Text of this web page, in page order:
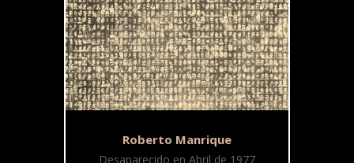
Roberto Manrique
Desaparecido en Abril de 1977